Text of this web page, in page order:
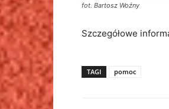
fot. Bartosz Woźny
Szczegółowe
TAGI pomoc